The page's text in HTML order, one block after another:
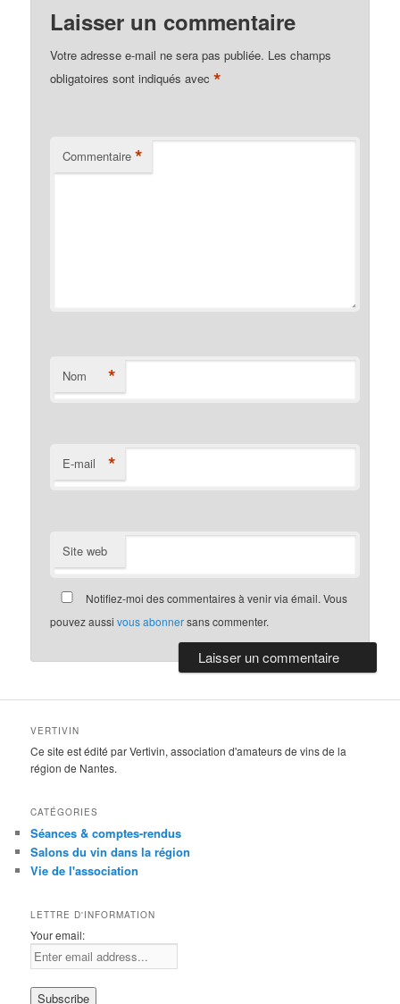
Laisser un commentaire
Votre adresse e-mail ne sera pas publiée. Les champs
obligatoires sont indiqués avec*
Commentaire *
Nom *
E-mail *
Site web
Notifiez-moi des commentaires à venir via émail. Vous
pouvez aussivous abonnersans commenter.
VERTIVIN
Ce site est édité par Vertivin, association d'amateurs de vins de la
région de Nantes.
CATÉGORIES
Séances & comptes-rendus
Salons du vin dans la région
Vie de l'association
LETTRE D'INFORMATION
Your email: